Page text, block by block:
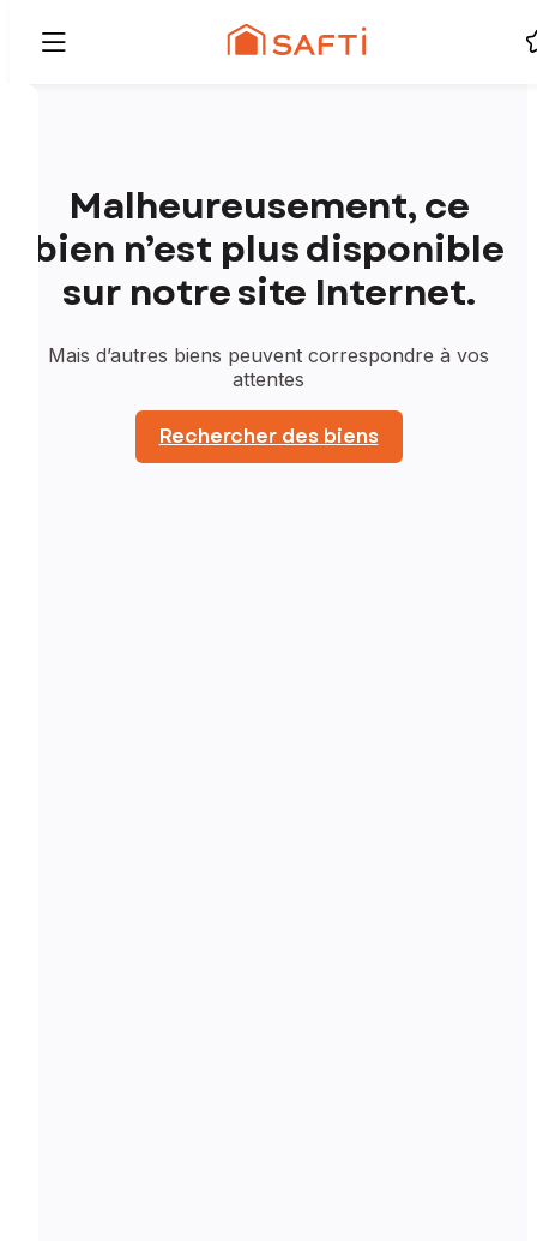
Malheureusement, ce
bien n’est plus disponible
sur notre site Internet.
Mais d’autres biens peuvent correspondre à vos
attentes
Rechercher des biens